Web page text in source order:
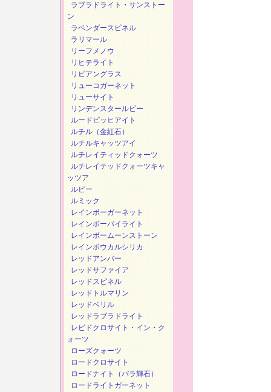
ラブラドライト・サンストー
ン
ラベンダースピネル
ラリマール
リーフメノウ
リヒテライト
リビアングラス
リューコガーネット
リューサイト
リンデンスタールビー
ルードビッヒアイト
ルチル（金紅石）
ルチルキャッツアイ
ルチレイティッドクォーツ
ルチレイテッドクォーツキャ
ッツア
ルビー
ルミック
レインボーガーネット
レインボーパイライト
レインボームーンストーン
レインボウカルシリカ
レッドアンバー
レッドサファイア
レッドスピネル
レッドトルマリン
レッドベリル
レッドラブラドライト
レビドクロサイト・イン・ク
ォーツ
ローズクォーツ
ロードクロサイト
ロードナイト（バラ輝石）
ロードライトガーネット